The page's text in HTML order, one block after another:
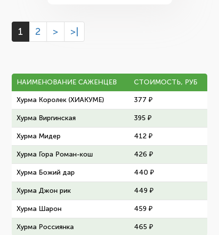
1 2 > >|
НАИМЕНОВАНИЕ САЖЕНЦЕВ СТОИМОСТЬ, РУБ
Хурма Королек (ХИАКУМЕ) 377 ₽
Хурма Виргинская 395 ₽
Хурма Мидер 412 ₽
Хурма Гора Роман-кош 426 ₽
Хурма Божий дар 440 ₽
Хурма Джон рик 449 ₽
Хурма Шарон 459 ₽
Хурма Россиянка 465 ₽